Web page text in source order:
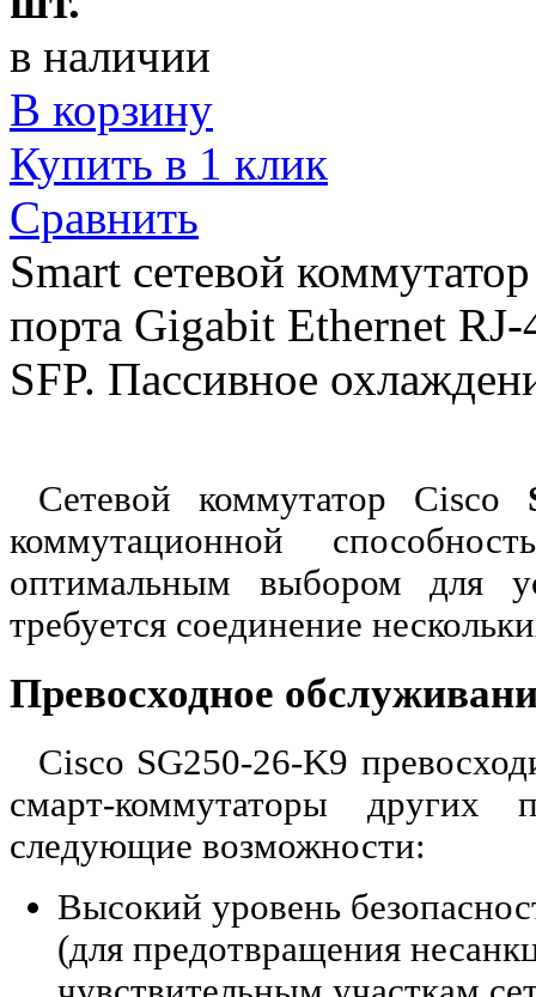
в наличии
В корзину
Купить в 1 клик
Сравнить
Smart сетевой
порта Gigabit Ethernet
SFP. Пассивное
Сетевой коммутатор Cisco
коммутационной
оптимальным выбором для
требуется соединение
Превосходное
Cisco SG250-26-K9
смарт-коммутаторы других
следующие возможности:
Высокий уровень
(для предотвращения